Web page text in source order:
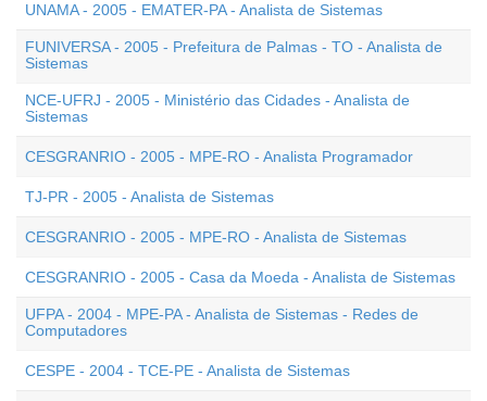
UNAMA - 2005 - EMATER-PA - Analista de Sistemas
FUNIVERSA - 2005 - Prefeitura de Palmas - TO - Analista de
Sistemas
NCE-UFRJ - 2005 - Ministério das Cidades - Analista de
Sistemas
CESGRANRIO - 2005 - MPE-RO - Analista Programador
TJ-PR - 2005 - Analista de Sistemas
CESGRANRIO - 2005 - MPE-RO - Analista de Sistemas
CESGRANRIO - 2005 - Casa da Moeda - Analista de Sistemas
UFPA - 2004 - MPE-PA - Analista de Sistemas - Redes de
Computadores
CESPE - 2004 - TCE-PE - Analista de Sistemas